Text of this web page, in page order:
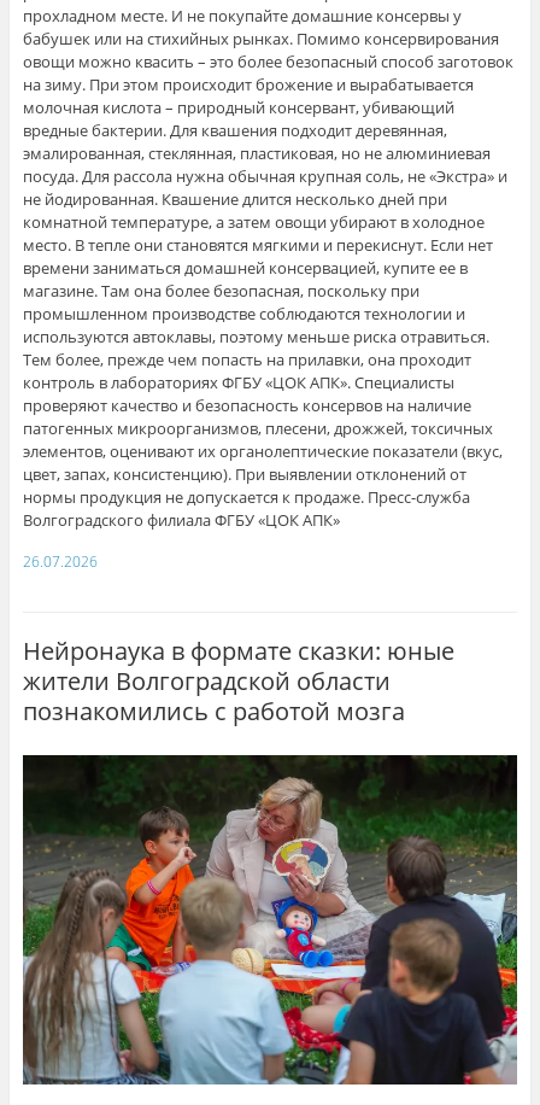
прохладном месте. И не покупайте домашние консервы у
бабушек или на стихийных рынках. Помимо консервирования
овощи можно квасить – это более безопасный способ заготовок
на зиму. При этом происходит брожение и вырабатывается
молочная кислота – природный консервант, убивающий
вредные бактерии. Для квашения подходит деревянная,
эмалированная, стеклянная, пластиковая, но не алюминиевая
посуда. Для рассола нужна обычная крупная соль, не «Экстра» и
не йодированная. Квашение длится несколько дней при
комнатной температуре, а затем овощи убирают в холодное
место. В тепле они становятся мягкими и перекиснут. Если нет
времени заниматься домашней консервацией, купите ее в
магазине. Там она более безопасная, поскольку при
промышленном производстве соблюдаются технологии и
используются автоклавы, поэтому меньше риска отравиться.
Тем более, прежде чем попасть на прилавки, она проходит
контроль в лабораториях ФГБУ «ЦОК АПК». Специалисты
проверяют качество и безопасность консервов на наличие
патогенных микроорганизмов, плесени, дрожжей, токсичных
элементов, оценивают их органолептические показатели (вкус,
цвет, запах, консистенцию). При выявлении отклонений от
нормы продукция не допускается к продаже. Пресс-служба
Волгоградского филиала ФГБУ «ЦОК АПК»
26.07.2026
Нейронаука в формате сказки: юные
жители Волгоградской области
познакомились с работой мозга